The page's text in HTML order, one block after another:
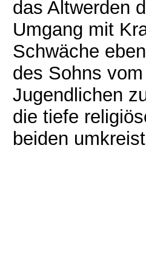
das Altwerden
Umgang mit
Schwäche
des Sohns
Jugendlichen
die tiefe
beiden